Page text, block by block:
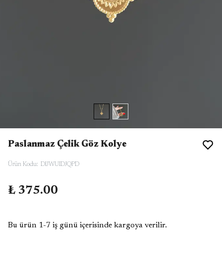
Paslanmaz Çelik Göz Kolye
Ürün Kodu: DIJWUIDJQPD
₺ 375.00
Bu ürün 1-7 iş günü içerisinde kargoya verilir.